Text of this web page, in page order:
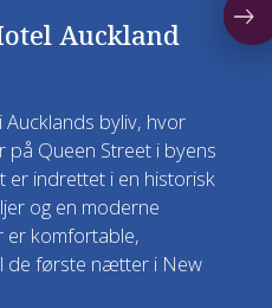
frokost
Hotel eller
rette element
det samme.
til Cairns – med
i bagagen.
frokost
by Hilton eller
Auckland
byliv, hvor
på Queen Street i byens
er indrettet i en historisk
og en moderne
komfortable,
de første nætter i New